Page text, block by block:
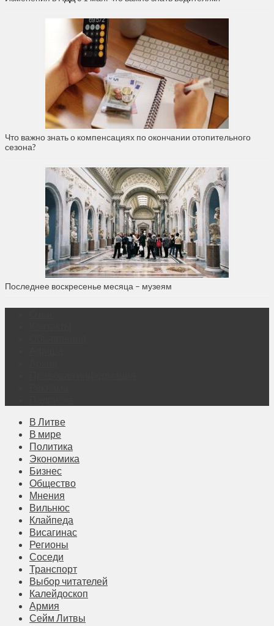
Что важно знать о компенсациях по окончании отопительного
сезона?
Последнее воскресенье месяца – музеям
В Литве
В мире
Политика
Экономика
Бизнес
Общество
Мнения
Вильнюс
Клайпеда
Висагинас
Регионы
Соседи
Транспорт
Выбор читателей
Калейдоскоп
Армия
Сейм Литвы